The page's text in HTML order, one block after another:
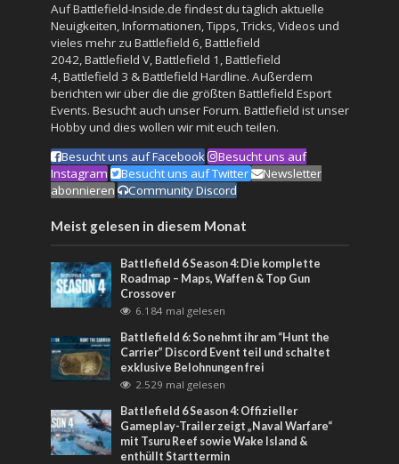
Auf Battlefield-Inside.de findest du täglich aktuelle
Neuigkeiten, Informationen, Tipps, Tricks, Videos und
vieles mehr zu Battlefield 6,Battlefield
2042,Battlefield V,Battlefield 1 ,Battlefield
4,Battlefield 3 &Battlefield Hardline. Außerdem
berichten wir über die die größten Battlefield Esport
Events. Besucht auch unserForum. Battlefield ist unser
Hobby und dies wollen wir mit euch teilen.
Besucht uns auf Facebook
Besucht uns auf
Instagram
Besucht uns auf Twitter
Newsletter
abonnieren
Community Discord
Meist gelesen in diesem Monat
Battlefield 6 Season 4: Die komplette
Roadmap – Maps, Waffen & Top Gun
Crossover
6.184 mal gelesen
Battlefield 6: So nehmt ihr am “Hunt the
Carrier” Discord Event teil und schaltet
exklusive Belohnungen frei
2.529 mal gelesen
Battlefield 6 Season 4: Offizieller
Gameplay-Trailer zeigt „Naval Warfare“
mit Tsuru Reef sowie Wake Island &
enthüllt Starttermin